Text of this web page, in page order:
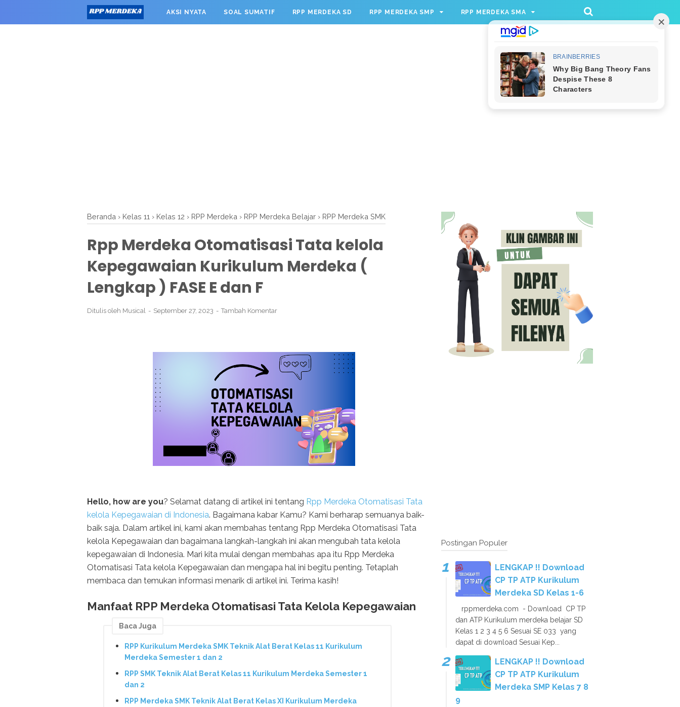
window.googletag = window.googletag || {cmd: []}; googletag.cmd.push(function() { googletag.defineSlot('/23209888932/rppmer', [336, 280], 'div-gpt-ad-1733174991559-
0').addService(googletag.pubads()); googletag.pubads().enableSingleRequest(); googletag.enableServices(); });
AKSI NYATA SOAL SUMATIF RPP MERDEKA SD RPP MERDEKA SMP RPP MERDEKA SMA
Beranda › Kelas 11 › Kelas 12 › RPP Merdeka › RPP Merdeka Belajar › RPP Merdeka SMK
Rpp Merdeka Otomatisasi Tata kelola
Kepegawaian Kurikulum Merdeka (
Lengkap ) FASE E dan F
Ditulis oleh Musical September 27, 2023 Tambah Komentar
Hello, how are you? Selamat datang di artikel ini tentang Rpp Merdeka Otomatisasi Tata
kelola Kepegawaian di Indonesia. Bagaimana kabar Kamu? Kami berharap semuanya baik-
baik saja. Dalam artikel ini, kami akan membahas tentang Rpp Merdeka Otomatisasi Tata
kelola Kepegawaian dan bagaimana langkah-langkah ini akan mengubah tata kelola
kepegawaian di Indonesia. Mari kita mulai dengan membahas apa itu Rpp Merdeka
Otomatisasi Tata kelola Kepegawaian dan mengapa hal ini begitu penting. Tetaplah
membaca dan temukan informasi menarik di artikel ini. Terima kasih!
Manfaat RPP Merdeka Otomatisasi Tata Kelola Kepegawaian
Baca Juga
RPP Kurikulum Merdeka SMK Teknik Alat Berat Kelas 11 Kurikulum
Merdeka Semester 1 dan 2
RPP SMK Teknik Alat Berat Kelas 11 Kurikulum Merdeka Semester 1
dan 2
RPP Merdeka SMK Teknik Alat Berat Kelas XI Kurikulum Merdeka
Postingan Populer
LENGKAP !! Download
CP TP ATP Kurikulum
Merdeka SD Kelas 1-6
rppmerdeka.com - Download CP TP
dan ATP Kurikulum merdeka belajar SD
Kelas 1 2 3 4 5 6 Sesuai SE 033 yang
dapat di download Sesuai Kep...
LENGKAP !! Download
CP TP ATP Kurikulum
Merdeka SMP Kelas 7 8
9